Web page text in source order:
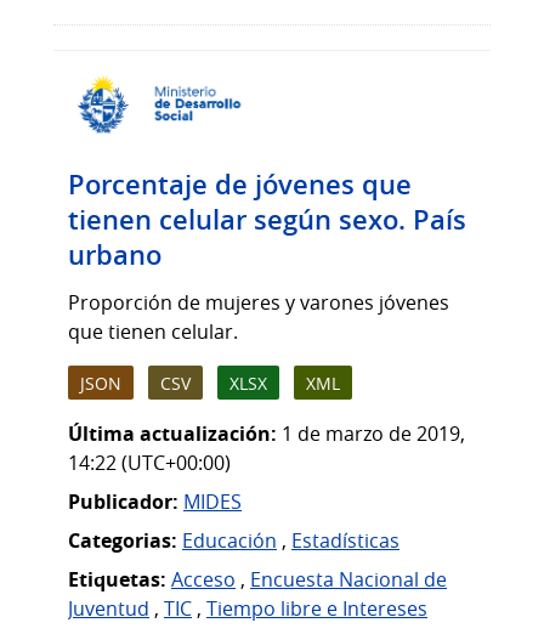
Porcentaje de jóvenes que
tienen celular según sexo. País
urbano
Proporción de mujeres y varones jóvenes
que tienen celular.
JSON CSV XLSX XML
Última actualización: 1 de marzo de 2019,
14:22 (UTC+00:00)
Publicador: MIDES
Categorias: Educación , Estadísticas
Etiquetas: Acceso , Encuesta Nacional de
Juventud , TIC , Tiempo libre e Intereses